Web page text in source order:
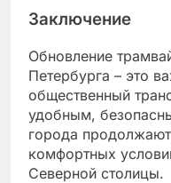
Заключение
Обновление
Петербурга – это
общественный
удобным,
города
комфортных
Северной столицы.